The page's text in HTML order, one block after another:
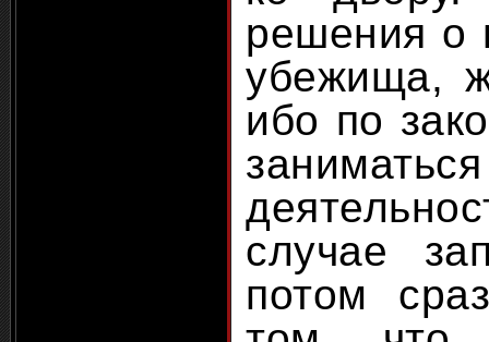
решения о
убежища,
ибо по
случае
потом